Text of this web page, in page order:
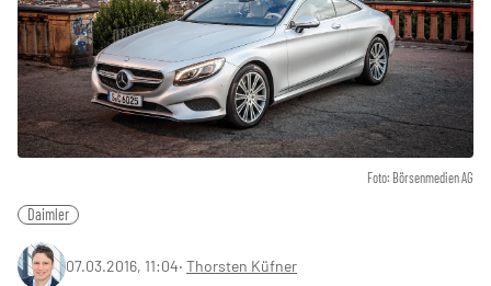
Foto: Börsenmedien AG
Daimler
07.03.2016, 11:04‧ Thorsten Küfner